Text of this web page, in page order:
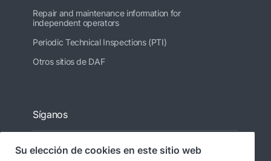
Repair and maintenance information for
independent operators
Periodic Technical Inspections (PTI)
Otros sitios de DAF
Síganos
Su elección de cookies en este sitio web